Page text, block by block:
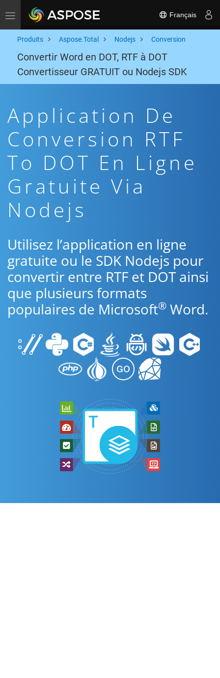
Toggle navigation Français
Produits Aspose.Total Nodejs Conversion
Convertir Word en DOT, RTF à DOT
Convertisseur GRATUIT ou Nodejs SDK
Application De
Conversion RTF
To DOT En Ligne
Gratuite Via
Nodejs
Utilisez l’application en ligne
gratuite ou le SDK Nodejs pour
convertir entre RTF et DOT ainsi
que plusieurs formats
populaires de Microsoft® Word.